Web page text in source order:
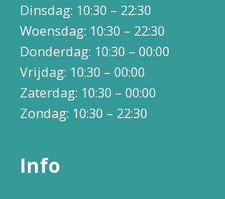
Dinsdag: 10:30 – 22:30
Woensdag: 10:30 – 22:30
Donderdag: 10:30 – 00:00
Vrijdag: 10:30 – 00:00
Zaterdag: 10:30 – 00:00
Zondag: 10:30 – 22:30
Info